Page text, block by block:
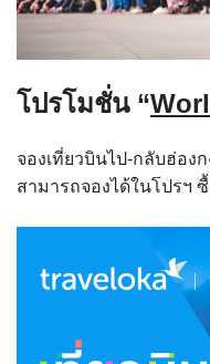
โปรโมชั่น “
จองเที่ยวบินไป-กลับฮ่อง
สามารถจองได้ในโปรฯ